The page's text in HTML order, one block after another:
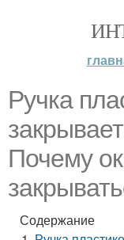
Ручка
Почему
Содержание